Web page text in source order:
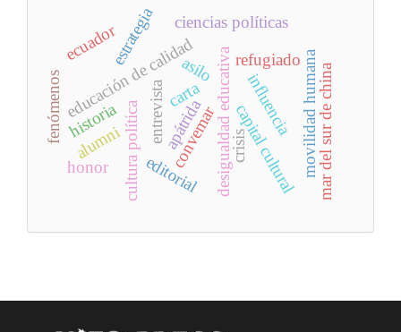
cultura política
carta
educación de calidad desigualdad educativacapital cultural
refugiado
apátrida
asilo movilidad humana
alumni
influencia
estrategia
mar del sur de china
convemar
ciencias políticas
crisis
ecuador
editorial
honor
entrevista
historia
fenómenos